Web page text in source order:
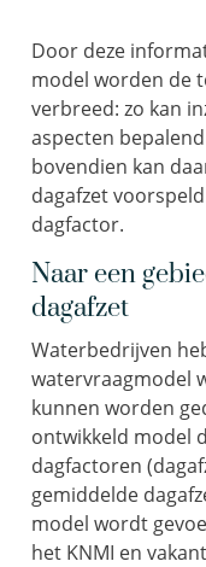
Door deze
model worden de
verbreed: zo kan
aspecten
bovendien kan
dagafzet
dagfactor.
Naar een
dagafzet
Waterbedrijven
watervraagmodel
kunnen worden
ontwikkeld model
dagfactoren
gemiddelde
model wordt
het KNMI en